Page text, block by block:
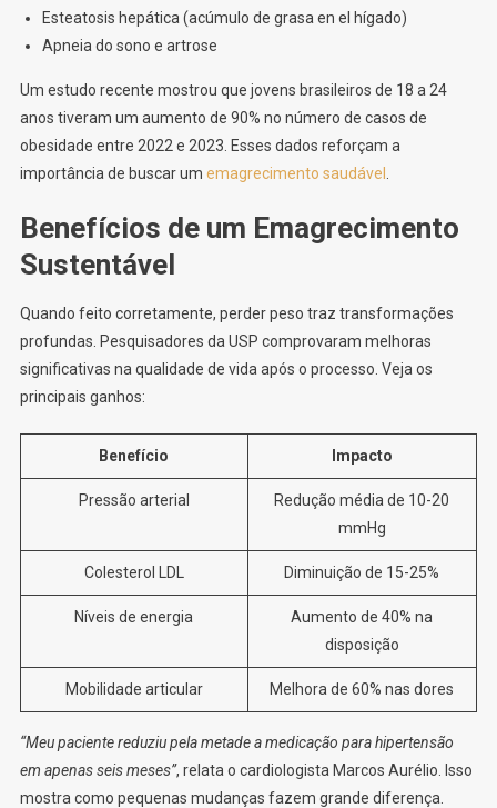
Esteatosis hepática (acúmulo de grasa en el hígado)
Apneia do sono e artrose
Um estudo recente mostrou que jovens brasileiros de 18 a 24
anos tiveram um aumento de 90% no número de casos de
obesidade entre 2022 e 2023. Esses dados reforçam a
importância de buscar um emagrecimento saudável
Benefícios de um Emagrecimento
Sustentável
Quando feito corretamente, perder peso traz transformações
profundas. Pesquisadores da USP comprovaram melhoras
significativas na qualidade de vida após o processo. Veja os
principais ganhos:
Benefício Impacto
Pressão arterial
Redução média de 10-20
mmHg
Colesterol LDL Diminuição de 15-25%
Níveis de energia
Aumento de 40% na
disposição
Mobilidade articular Melhora de 60% nas dores
“Meu paciente reduziu pela metade a medicação para hipertensão
em apenas seis meses”, relata o cardiologista Marcos Aurélio. Isso
mostra como pequenas mudanças fazem grande diferença.